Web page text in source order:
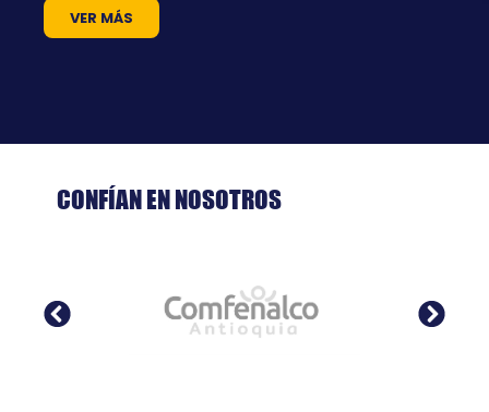
VER MÁS
CONFÍAN EN NOSOTROS